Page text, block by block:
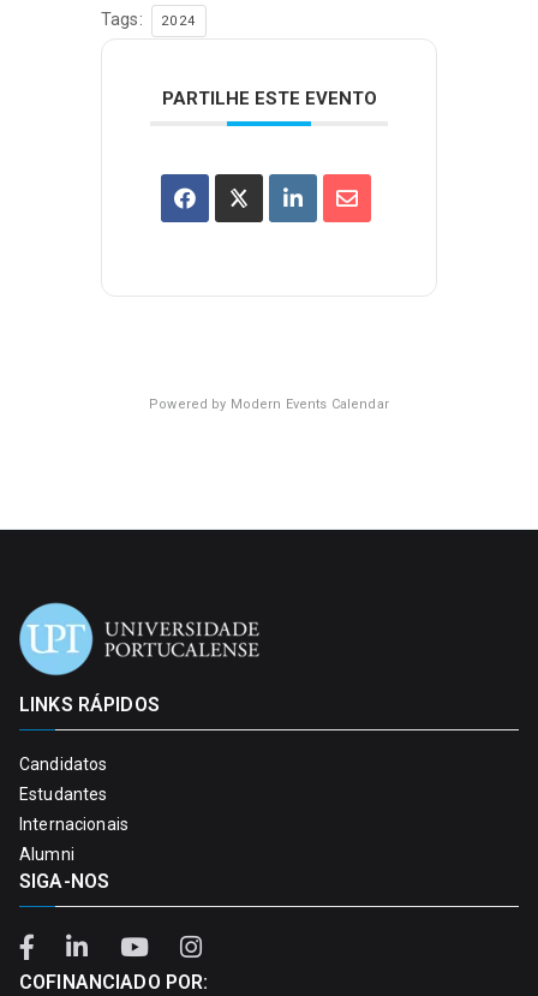
Tags: 2024
PARTILHE ESTE EVENTO
Powered by Modern Events Calendar
LINKS RÁPIDOS
Candidatos
Estudantes
Internacionais
Alumni
SIGA-NOS
COFINANCIADO POR: